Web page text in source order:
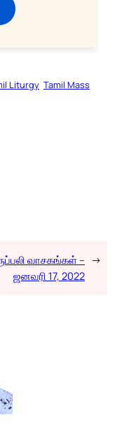
Liturgy Tamil Mass
வாசகங்கள் –
ஜனவரி 17, 2022
→